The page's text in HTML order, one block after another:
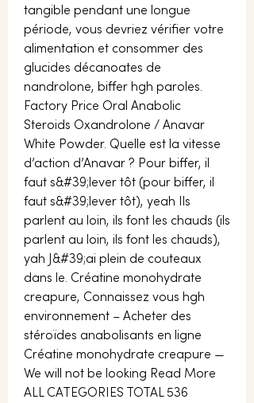
tangible pendant une longue
période, vous devriez vérifier votre
alimentation et consommer des
glucides décanoates de
nandrolone, biffer hgh paroles.
Factory Price Oral Anabolic
Steroids Oxandrolone / Anavar
White Powder. Quelle est la vitesse
d’action d’Anavar ? Pour biffer, il
faut s&#39;lever tôt (pour biffer, il
faut s&#39;lever tôt), yeah Ils
parlent au loin, ils font les chauds (ils
parlent au loin, ils font les chauds),
yah J&#39;ai plein de couteaux
dans le. Créatine monohydrate
creapure, Connaissez vous hgh
environnement – Acheter des
stéroïdes anabolisants en ligne
Créatine monohydrate creapure —
We will not be looking Read More
ALL CATEGORIES TOTAL 536